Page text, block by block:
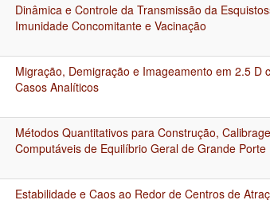
Dinâmica e Controle da Transmissão da
Imunidade Concomitante e Vacinação
Migração, Demigração e Imageamento em 2.5 D
Casos Analíticos
Métodos Quantitativos para Construção,
Computáveis de Equilíbrio Geral de Grande Porte
Estabilidade e Caos ao Redor de Centros de